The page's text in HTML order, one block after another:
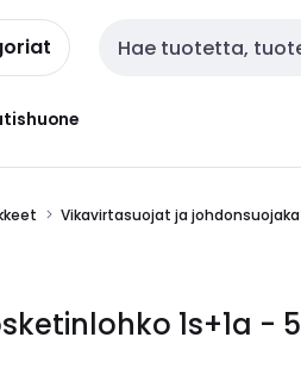
Haku
Vikavirtasuojat ja
1s+1a -